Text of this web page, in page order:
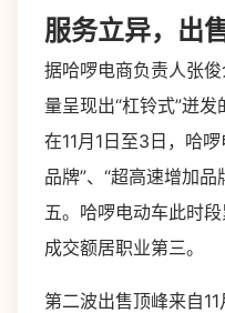
服务立异，出
据哈啰电商负责人张
量呈现出“杠铃式”迸
在11月1日至3日，哈
品牌”、“超高速增加品
五。哈啰电动车此时
成交额居职业第三。
第二波出售顶峰来自